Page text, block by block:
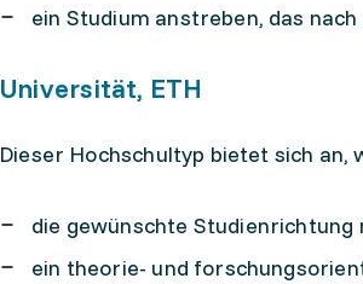
ein Studium anstreben, das
Universität, ETH
Dieser Hochschultyp bietet sich
die gewünschte
ein theorie- und